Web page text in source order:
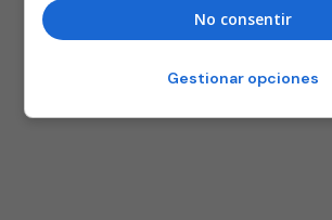
No consentir
Gestionar opciones